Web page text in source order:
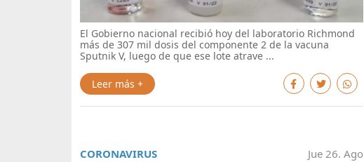
El Gobierno nacional recibió hoy del laboratorio Richmond
más de 307 mil dosis del componente 2 de la vacuna
Sputnik V, luego de que ese lote atrave ...
Leer más +
CORONAVIRUS
Jue 26. Ago